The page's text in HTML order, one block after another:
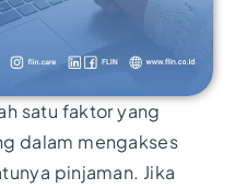
satu faktor yang
dalam mengakses
pinjaman. Jika